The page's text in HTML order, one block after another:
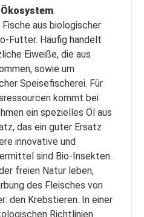
.
aus biologischer
Futter. Häufig handelt
Eiweiße, die aus
sowie um
Speisefischerei. Für
kommt bei
ein spezielles Öl aus
das ein guter Ersatz
innovative und
sind Bio-Insekten.
freien Natur leben,
des Fleisches von
den Krebstieren. In einer
Richtlinien